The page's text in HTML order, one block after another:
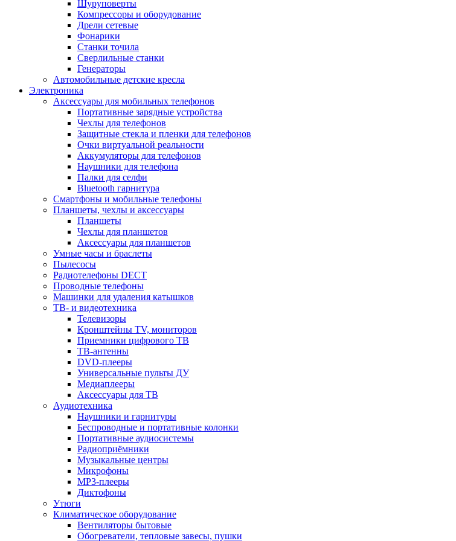
Шуруповерты
Компрессоры и оборудование
Дрели сетевые
Фонарики
Станки точила
Сверлильные станки
Генераторы
Автомобильные детские кресла
Электроника
Аксессуары для мобильных телефонов
Портативные зарядные устройства
Чехлы для телефонов
Защитные стекла и пленки для телефонов
Очки виртуальной реальности
Аккумуляторы для телефонов
Наушники для телефона
Палки для селфи
Bluetooth гарнитура
Смартфоны и мобильные телефоны
Планшеты, чехлы и аксессуары
Планшеты
Чехлы для планшетов
Аксессуары для планшетов
Умные часы и браслеты
Пылесосы
Радиотелефоны DECT
Проводные телефоны
Машинки для удаления катышков
ТВ- и видеотехника
Телевизоры
Кронштейны TV, мониторов
Приемники цифрового ТВ
ТВ-антенны
DVD-плееры
Универсальные пульты ДУ
Медиаплееры
Аксессуары для ТВ
Аудиотехника
Наушники и гарнитуры
Беспроводные и портативные колонки
Портативные аудиосистемы
Радиоприёмники
Музыкальные центры
Микрофоны
MP3-плееры
Диктофоны
Утюги
Климатическое оборудование
Вентиляторы бытовые
Обогреватели, тепловые завесы, пушки